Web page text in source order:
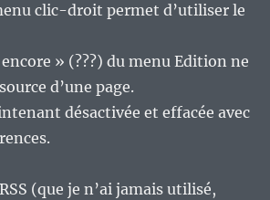
clic-droit permet d’utiliser le
» (???) du menu Edition ne
d’une page.
désactivée et effacée avec
(que je n’ai jamais utilisé,